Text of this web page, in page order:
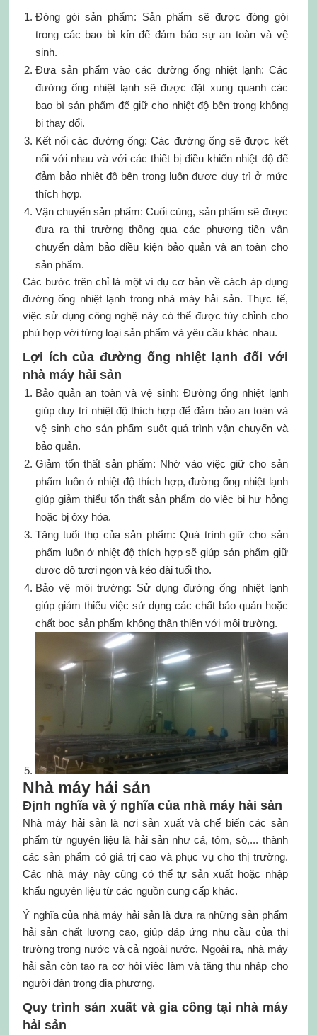
Đóng gói sản phẩm: Sản phẩm sẽ được đóng gói
trong các bao bì kín để đảm bảo sự an toàn và vệ
sinh.
Đưa sản phẩm vào các đường ống nhiệt lạnh: Các
đường ống nhiệt lạnh sẽ được đặt xung quanh các
bao bì sản phẩm để giữ cho nhiệt độ bên trong không
bị thay đổi.
Kết nối các đường ống: Các đường ống sẽ được kết
nối với nhau và với các thiết bị điều khiển nhiệt độ để
đảm bảo nhiệt độ bên trong luôn được duy trì ở mức
thích hợp.
Vận chuyển sản phẩm: Cuối cùng, sản phẩm sẽ được
đưa ra thị trường thông qua các phương tiện vận
chuyển đảm bảo điều kiện bảo quản và an toàn cho
sản phẩm.
Các bước trên chỉ là một ví dụ cơ bản về cách áp dụng
đường ống nhiệt lạnh trong nhà máy hải sản. Thực tế,
việc sử dụng công nghệ này có thể được tùy chỉnh cho
phù hợp với từng loại sản phẩm và yêu cầu khác nhau.
Lợi ích của đường ống nhiệt lạnh đối với
nhà máy hải sản
Bảo quản an toàn và vệ sinh: Đường ống nhiệt lạnh
giúp duy trì nhiệt độ thích hợp để đảm bảo an toàn và
vệ sinh cho sản phẩm suốt quá trình vận chuyển và
bảo quản.
Giảm tổn thất sản phẩm: Nhờ vào việc giữ cho sản
phẩm luôn ở nhiệt độ thích hợp, đường ống nhiệt lạnh
giúp giảm thiểu tổn thất sản phẩm do việc bị hư hỏng
hoặc bị ôxy hóa.
Tăng tuổi thọ của sản phẩm: Quá trình giữ cho sản
phẩm luôn ở nhiệt độ thích hợp sẽ giúp sản phẩm giữ
được độ tươi ngon và kéo dài tuổi thọ.
Bảo vệ môi trường: Sử dụng đường ống nhiệt lạnh
giúp giảm thiểu việc sử dụng các chất bảo quản hoặc
chất bọc sản phẩm không thân thiện với môi trường.
Nhà máy hải sản
Định nghĩa và ý nghĩa của nhà máy hải sản
Nhà máy hải sản là nơi sản xuất và chế biến các sản
phẩm từ nguyên liệu là hải sản như cá, tôm, sò,... thành
các sản phẩm có giá trị cao và phục vụ cho thị trường.
Các nhà máy này cũng có thể tự sản xuất hoặc nhập
khẩu nguyên liệu từ các nguồn cung cấp khác.
Ý nghĩa của nhà máy hải sản là đưa ra những sản phẩm
hải sản chất lượng cao, giúp đáp ứng nhu cầu của thị
trường trong nước và cả ngoài nước. Ngoài ra, nhà máy
hải sản còn tạo ra cơ hội việc làm và tăng thu nhập cho
người dân trong địa phương.
Quy trình sản xuất và gia công tại nhà máy
hải sản